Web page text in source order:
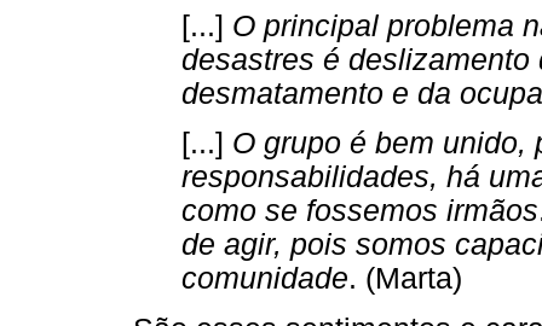
[...] O principal problema
desastres é
desmatamento e da
[...] O grupo é bem unido,
responsabilidades, há
como se fossemos irmãos
de agir, pois somos
comunidade. (Marta)